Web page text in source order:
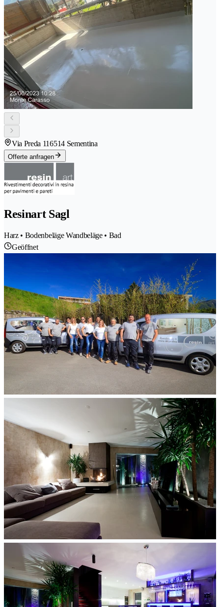
Via Preda 116514 Sementina
Offerte anfragen
Resinart Sagl
Harz • Bodenbeläge Wandbeläge • Bad
Geöffnet